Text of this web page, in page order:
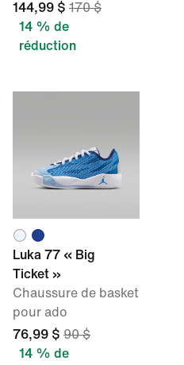
144,99 $ 170 $
14 % de
réduction
Luka 77 « Big
Ticket »
Chaussure de basket
pour ado
76,99 $ 90 $
14 % de